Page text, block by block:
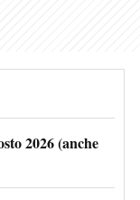
2026 (anche